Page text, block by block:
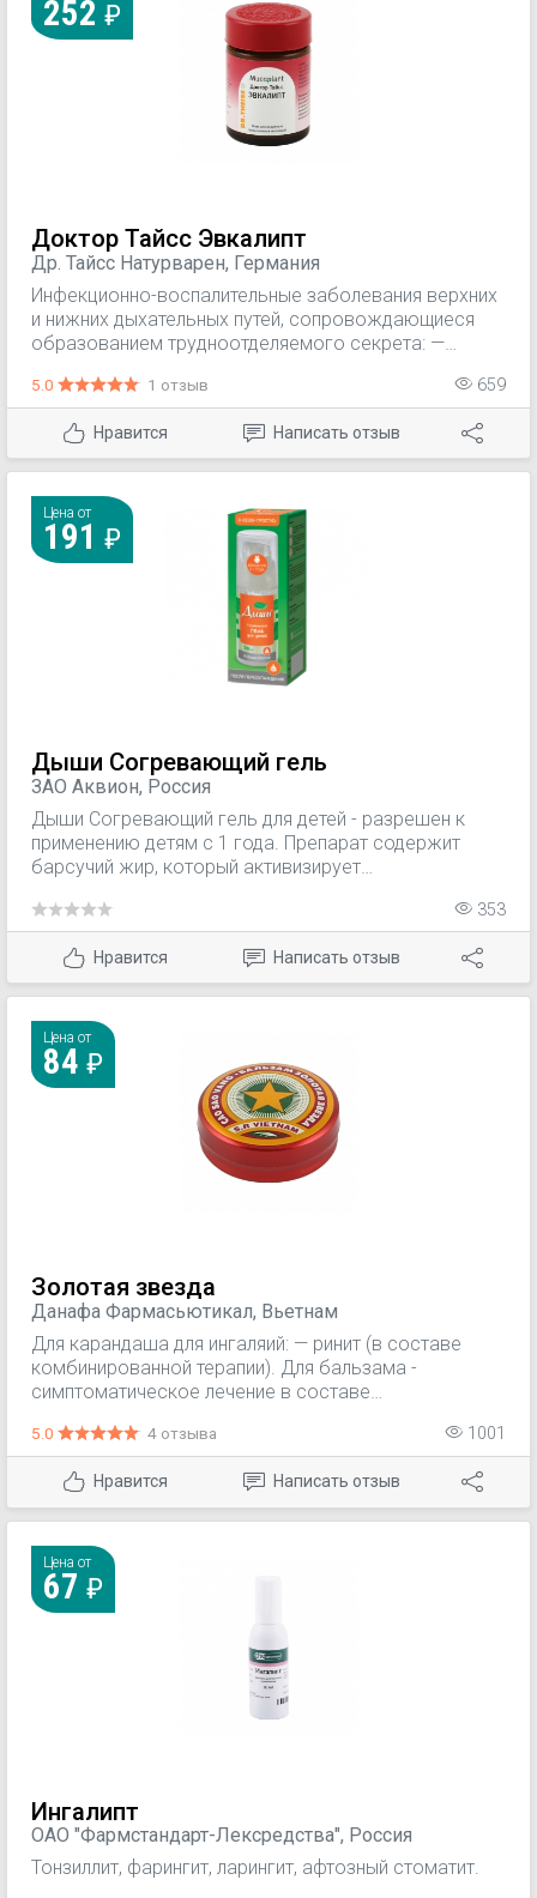
252
Доктор Тайсс Эвкалипт
Др. Тайсс Натурварен, Германия
Инфекционно-воспалительные заболевания верхних
и нижних дыхательных путей, сопровождающиеся
образованием трудноотделяемого секрета: —
5.0 1 отзыв 659
Нравится Написать отзыв
Цена от
191
Дыши Согревающий гель
ЗАО Аквион, Россия
Дыши Согревающий гель для детей - разрешен к
применению детям с 1 года. Препарат содержит
барсучий жир, который активизирует
действие. Выпускается в удобном флаконе с
дозатором.
353
Нравится Написать отзыв
Цена от
84
Золотая звезда
Данафа Фармасьютикал, Вьетнам
Для карандаша для ингаляий: — ринит (в составе
комбинированной терапии). Для бальзама -
симптоматическое лечение в составе
заболевания; — головная боль; — ринит; — укусы
насекомых.
5.0 4 отзыва 1001
Нравится Написать отзыв
Цена от
67
Ингалипт
ОАО "Фармстандарт-Лексредства", Россия
Тонзиллит, фарингит, ларингит, афтозный стоматит.